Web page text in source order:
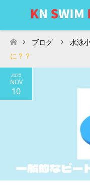
ホーム
ブログ 水泳
に？？
2020
NOV
10